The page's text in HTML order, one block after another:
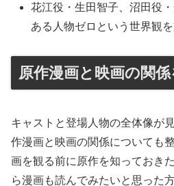
花江役・生田智子、沼田役
ある人物ゼロという世界観を
原作漫画と映画の関
キャストと登場人物の全体像が
作漫画と映画の関係についても
画を観る前に原作を知っておき
ら漫画も読んでみたいと思った